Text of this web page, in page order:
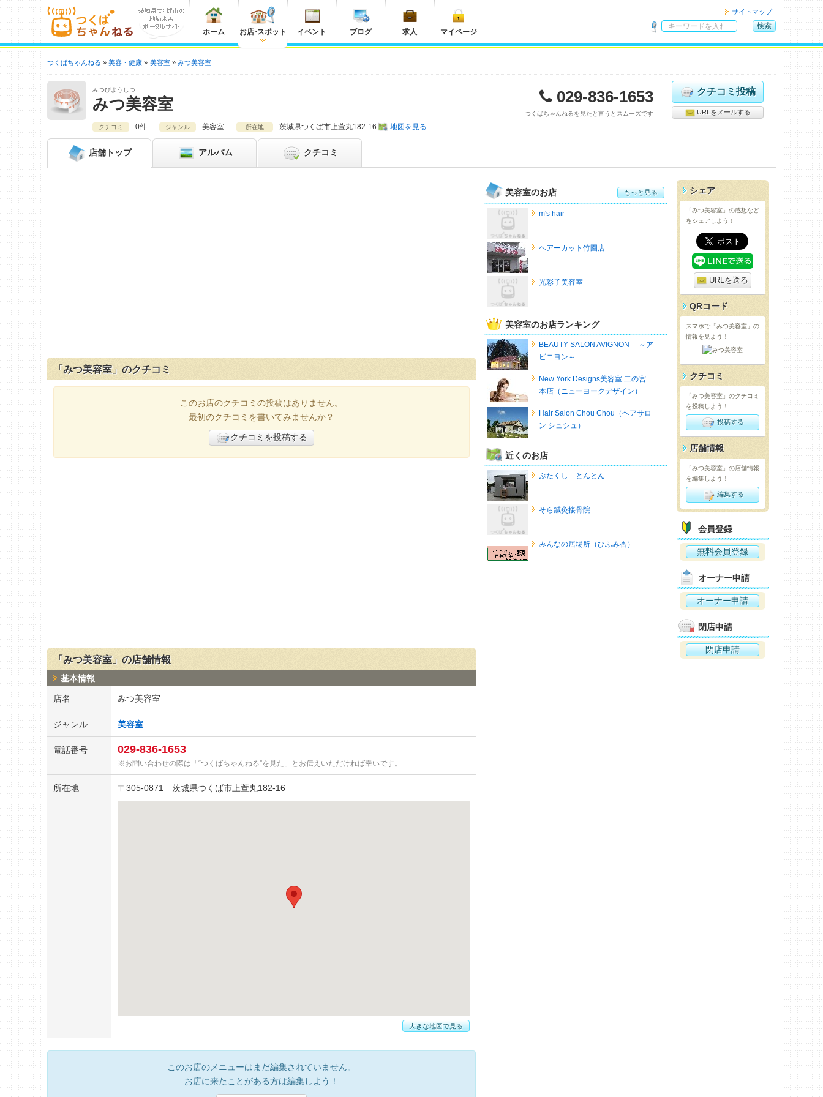
ホーム お店・スポット イベント ブログ 求人 マイページ
サイトマップ
内
索
検索
つくばちゃんねる 美容・健康 美容室 みつ美容室
みつびようしつ
みつ美容室 029-836-1653
つくばちゃんねるを見たと言うとスムーズです
クチコミ投稿
URLをメールする
クチコミ 0件 ジャンル 美容室 所在地 茨城県つくば市上萱丸182-16 地図を見る
店舗 トップ アルバム クチコミ
「みつ美容室」のクチコミ
このお店のクチコミの投稿はありません。
最初のクチコミを書いてみませんか？
クチコミを投稿する
「みつ美容室」の店舗情報
基本情報
店名 みつ美容室
ジャンル 美容室
電話番号 029-836-1653
お問い合わせの際は「“つくばちゃんねる”を見た」とお伝えいただければ幸いです。
所在地 〒 305-0871 茨城県つくば市上萱丸182-16
大きな地図で見る
このお店のメニューはまだ編集されていません。
お店に来たことがある方は編集しよう！
美容室のお店 もっと見る
m's hair
ヘアーカット竹園店
光彩子美容室
美容室のお店ランキング
BEAUTY SALON AVIGNON ～ア
ビニヨン～
New York Designs美容室 二の宮
本店（ニューヨークデザイン）
Hair Salon Chou Chou（ヘアサロ
ン シュシュ）
近くのお店
ぶたくし とんとん
そら鍼灸接骨院
みんなの居場所（ひふみ杏）
シェア
「みつ美容室」の感想など
をシェアしよう！
URLを送る
QRコード
スマホで「みつ美容室」の
情報を見よう！
クチコミ
「みつ美容室」のクチコミ
を投稿しよう！
投稿する
店舗情報
「みつ美容室」の店舗情報
を編集しよう！
編集する
会員登録
無料会員登録
オーナー申請
オーナー申請
閉店申請
閉店申請